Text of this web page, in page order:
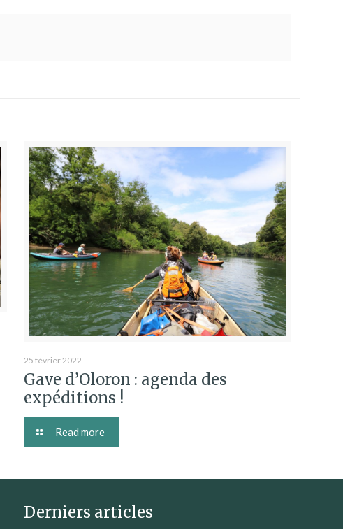
25 février 2022
Gave d’Oloron : agenda des
expéditions !
Read more
Derniers articles